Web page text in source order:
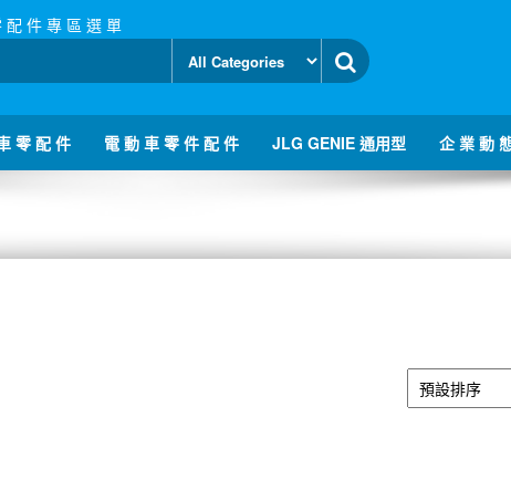
配 件 專 區 選 單
零 配 件 電 動 車 零 件 配 件 JLG GENIE 通用型 企 業 動